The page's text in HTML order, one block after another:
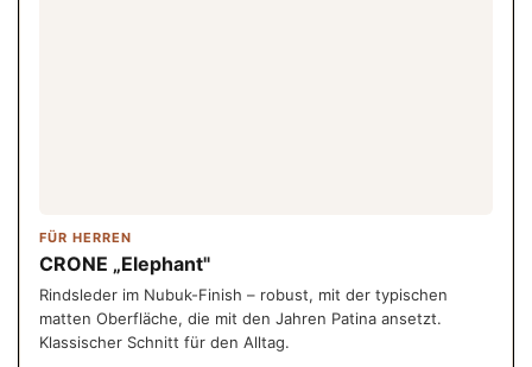
FÜR HERREN
CRONE „Elephant"
Rindsleder im Nubuk-Finish – robust, mit der typischen
matten Oberfläche, die mit den Jahren Patina ansetzt.
Klassischer Schnitt für den Alltag.